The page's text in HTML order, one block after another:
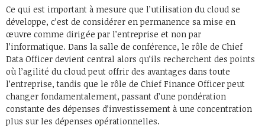
Ce qui est important à mesure que l’utilisation du cloud se
développe, c’est de considérer en permanence sa mise en
œuvre comme dirigée par l’entreprise et non par
l’informatique. Dans la salle de conférence, le rôle de Chief
Data Officer devient central alors qu’ils recherchent des points
où l’agilité du cloud peut offrir des avantages dans toute
l’entreprise, tandis que le rôle de Chief Finance Officer peut
changer fondamentalement, passant d’une pondération
constante des dépenses d’investissement à une concentration
plus sur les dépenses opérationnelles.